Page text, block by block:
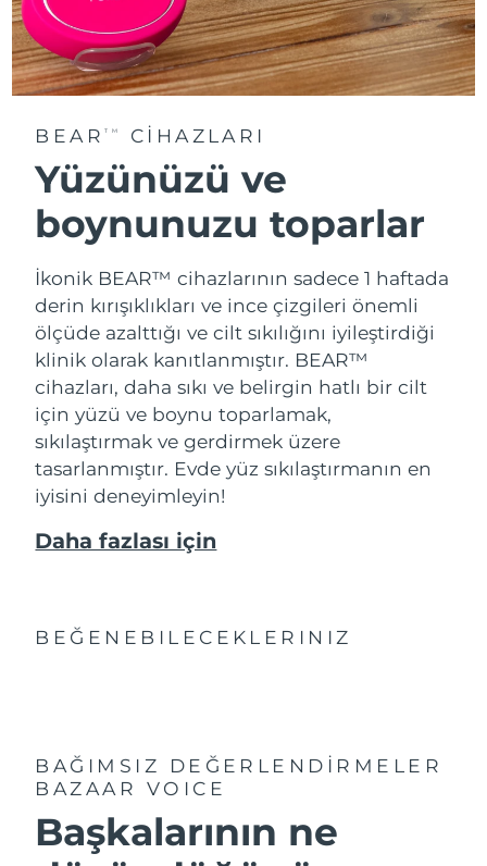
BEARTM CIHAZLARI
Yüzünüzü ve
boynunuzu toparlar
İkonik BEAR™ cihazlarının sadece 1 haftada
derin kırışıklıkları ve ince çizgileri önemli
ölçüde azalttığı ve cilt sıkılığını iyileştirdiği
klinik olarak kanıtlanmıştır. BEAR™
cihazları, daha sıkı ve belirgin hatlı bir cilt
için yüzü ve boynu toparlamak,
sıkılaştırmak ve gerdirmek üzere
tasarlanmıştır. Evde yüz sıkılaştırmanın en
iyisini deneyimleyin!
Daha fazlası için
BEĞENEBILECEKLERINIZ
BAĞIMSIZ DEĞERLENDİRMELER
BAZAAR VOICE
Başkalarının ne
Tayland
Tahmini teslim tarihi
12/08/2026
Türkiye
Tahmini teslim tarihi
09/08/2026
Birleşik Arap
Emirlikleri
Birleşik Krallık
Tahmini teslim tarihi
08/08/2026
Amerika Birleşik
Devletleri
Tahmini teslim tarihi
09/08/2026
Özbekistan
Tahmini teslim tarihi
Vietnam
Tahmini teslim tarihi